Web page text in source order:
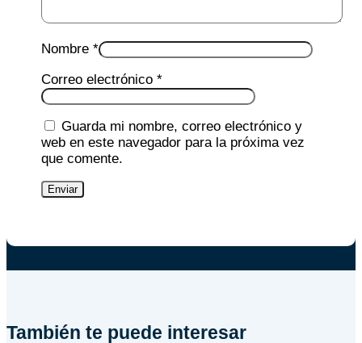
Nombre*
Correo electrónico*
Guarda mi nombre, correo electrónico y
web en este navegador para la próxima vez
que comente.
También te puede interesar